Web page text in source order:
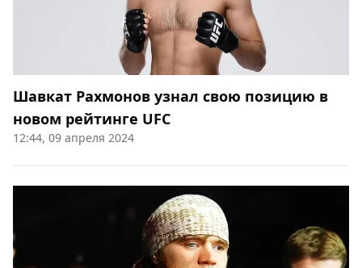
Шавкат Рахмонов узнал свою позицию в
новом рейтинге UFC
12:44, 09 апреля 2024